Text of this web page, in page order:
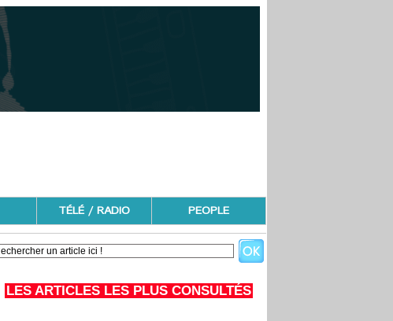
TÉLÉ / RADIO PEOPLE
LES ARTICLES LES PLUS CONSULTÉS